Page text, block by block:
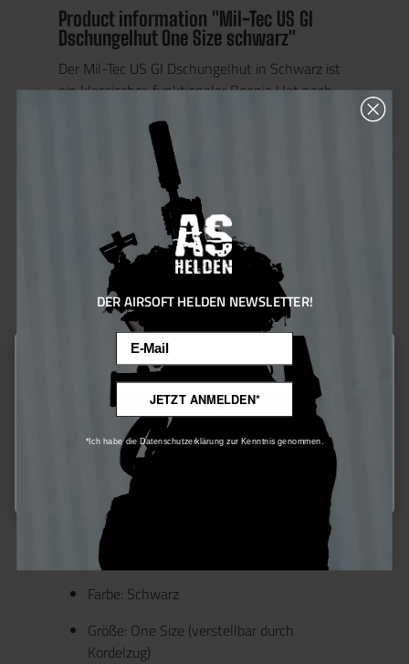
Product information "Mil-Tec US GI
Dschungelhut One Size schwarz"
Der Mil-Tec US GI Dschungelhut in Schwarz ist
ein klassischer, funktionalerBoonie Hatnach
Camping, Jagd oder den täglichen Einsatz im
. Gefertigt aus
Ripstop-Gewebe(65 % Polyester, 35 %
Baumwolle) ist der Hut
verstellbarem Kinnriemen und
praktischem Kordelzuglässt sich der
Dschungelhut individuell an jeden Kopfumfang
anpassen. Rundumlaufende
Schlaufen für
Tarnmaterialsowie
Belüftungslöcher an den
sorgen für zusätzlichen Komfort und
optimale Tarnung bei heißen Temperaturen.
Technische Daten:
Material: 65 % Polyester, 35 % Baumwolle
(Ripstop)
Band: 100 % Baumwolle
Kordel: 65 % Polyester, 35 % Baumwolle
Farbe: Schwarz
Größe: One Size (verstellbar durch
Kordelzug)
This website uses cookies to ensure the best experience possible.
More information...
Only technically required
DER AIRSOFT HELDEN NEWSLETTER!
JETZT ANMELDEN*
*Ich habe die Datenschutzerklärung zur Kenntnis genommen.